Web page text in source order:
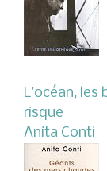
L’océan, les
risque
Anita Conti